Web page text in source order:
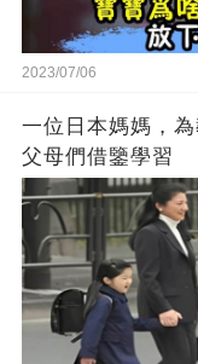
2023/07/06
一位日本媽媽，
父母們借鑒學習